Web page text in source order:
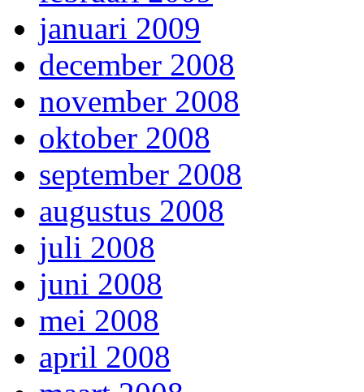
januari 2009
december 2008
november 2008
oktober 2008
september 2008
augustus 2008
juli 2008
juni 2008
mei 2008
april 2008